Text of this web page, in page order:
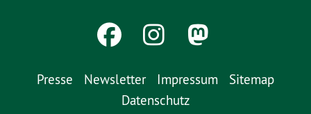
Presse Newsletter Impressum
Sitemap
Datenschutz